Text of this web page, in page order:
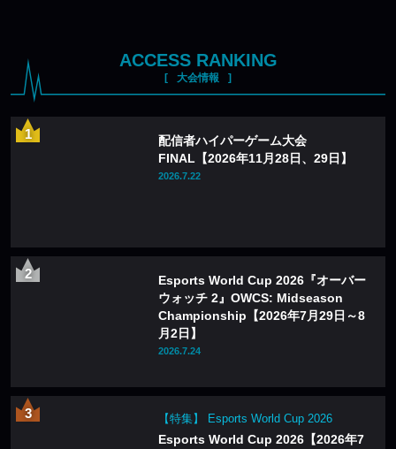
ACCESS RANKING
大会情報
配信者ハイパーゲーム大会
FINAL【2026年11月28日、29日】
2026.7.22
Esports World Cup 2026『オーバー
ウォッチ 2』OWCS: Midseason
Championship【2026年7月29日～8
月2日】
2026.7.24
【特集】 Esports World Cup 2026
Esports World Cup 2026【2026年7